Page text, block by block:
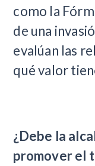
como la
de una
evalúan las
qué valor
¿Debe la
promover el